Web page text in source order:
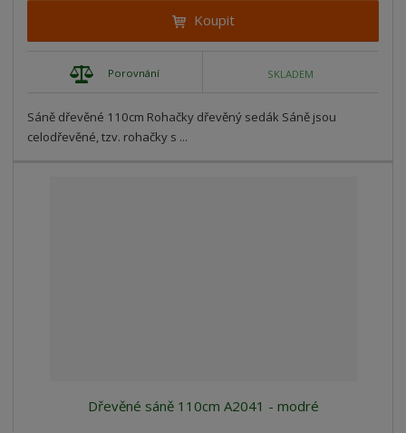
Koupit
Porovnání SKLADEM
Sáně dřevěné 110cm Rohačky dřevěný sedák Sáně jsou
celodřevěné, tzv. rohačky s ...
Dřevěné sáně 110cm A2041 - modré